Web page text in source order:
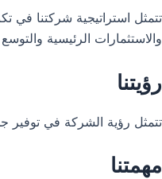
تتمثل استراتيجية شركتنا في
والاستثمارات الرئيسية
رؤيتنا
تتمثل رؤية الشركة في توفير
مهمتنا